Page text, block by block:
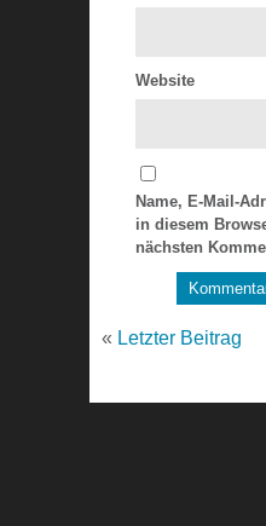
Website
Name, E-Mail-
in diesem
nächsten
« Letzter Beitrag